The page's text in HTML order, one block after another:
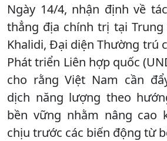
Ngày 14/4, nhận định về
thẳng địa chính trị tại Trung
Khalidi, Đại diện Thường trú
Phát triển Liên hợp quốc
cho rằng Việt Nam cần
dịch năng lượng theo
bền vững nhằm nâng cao
chịu trước các biến động từ